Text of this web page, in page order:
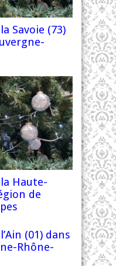
Savoie (73)
Haute-
de
(01) dans
Rhône-